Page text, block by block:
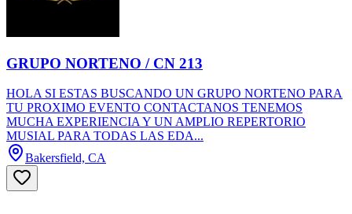
GRUPO NORTENO / CN 213
HOLA SI ESTAS BUSCANDO UN GRUPO NORTENO PARA
TU PROXIMO EVENTO CONTACTANOS TENEMOS
MUCHA EXPERIENCIA Y UN AMPLIO REPERTORIO
MUSIAL PARA TODAS LAS EDA...
Bakersfield, CA